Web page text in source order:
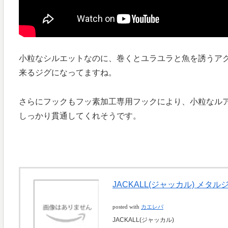
小粒なシルエットなのに、巻くとユラユラと魚を誘う
来るジグになってますね。
さらにフックもフッ素加工専用フックにより、小粒な
しっかり貫通してくれそうです。
JACKALL(ジャッカル) メタル
posted with カエレバ
JACKALL(ジャッカル)